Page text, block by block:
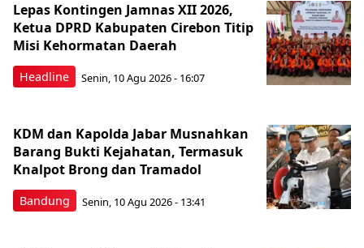
Headline
Lepas Kontingen Jamnas XII 2026,
Ketua DPRD Kabupaten Cirebon Titip
Misi Kehormatan Daerah
Senin, 10 Agu 2026 - 16:07
Bandung
KDM dan Kapolda Jabar Musnahkan
Barang Bukti Kejahatan, Termasuk
Knalpot Brong dan Tramadol
Senin, 10 Agu 2026 - 13:41